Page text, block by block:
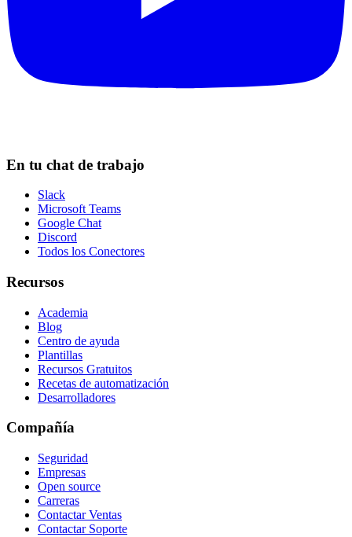
En tu chat de trabajo
Slack
Microsoft Teams
Google Chat
Discord
Todos los Conectores
Recursos
Academia
Blog
Centro de ayuda
Plantillas
Recursos Gratuitos
Recetas de automatización
Desarrolladores
Compañía
Seguridad
Empresas
Open source
Carreras
Contactar Ventas
Contactar Soporte